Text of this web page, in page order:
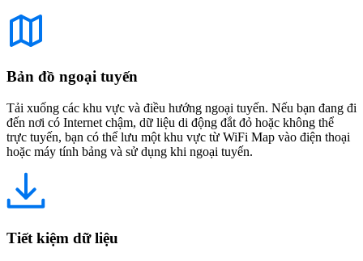
Bản đồ ngoại tuyến
Tải xuống các khu vực và điều hướng ngoại tuyến. Nếu bạn đang đi
đến nơi có Internet chậm, dữ liệu di động đắt đỏ hoặc không thể
trực tuyến, bạn có thể lưu một khu vực từ WiFi Map vào điện thoại
hoặc máy tính bảng và sử dụng khi ngoại tuyến.
Tiết kiệm dữ liệu